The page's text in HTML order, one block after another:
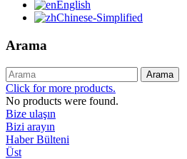
English
Chinese-Simplified
Arama
Arama
Click for more products.
No products were found.
Bize ulaşın
Bizi arayın
Haber Bülteni
Üst